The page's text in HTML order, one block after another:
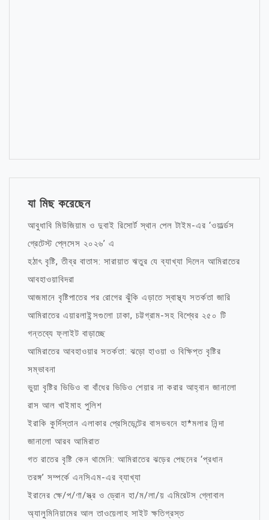
যা মিছ করেছেন
আবুধাবি মিউজিয়াম ও দুবাই রিসোর্ট স্থান পেল টাইম-এর ‘ওয়ার্ল্ডস
গ্রেটেস্ট প্লেসেস ২০২৬’ এ
হঠাৎ বৃষ্টি, তীব্র বাতাস: সারায়াত ঋতুর যে ব্যাখ্যা দিলেন আমিরাতের
আবহাওয়াবিদরা
আজমানে বৃষ্টিপাতের পর রোগের ঝুঁকি এড়াতে স্বাস্থ্য সতর্কতা জারি
আমিরাতের এয়ারলাইন্সগুলো ঢাকা, চট্টগ্রাম-সহ বিশ্বের ২৫০ টি
গন্তব্যে ফ্লাইট বাড়াচ্ছে
আমিরাতের আবহাওয়ার সতর্কতা: ঝড়ো হাওয়া ও বিক্ষিপ্ত বৃষ্টির
সম্ভাবনা
ভুয়া বৃষ্টির ভিডিও বা বাঁধের ভিডিও শেয়ার না করার আহ্বান জানালো
রাস আল খাইমাহ পুলিশ
ইরাকি কুর্দিস্তান এলাকার প্রেসিডেন্টের বাসভবনে হা*মলার নিন্দা
জানালো আরব আমিরাত
গত রাতের বৃষ্টি কেন থামেনি: আমিরাতের ঝড়ের পেছনের ‘প্রধান
তরঙ্গ’ সম্পর্কে এনসিএম-এর ব্যাখ্যা
ইরানের ক্ষে/প/ণা/স্ত্র ও ড্রোন হা/ম/লা/য় এমিরেটস গ্লোবাল
অ্যালুমিনিয়ামের আল তাওয়েলাহ সাইট ক্ষতিগ্রস্ত